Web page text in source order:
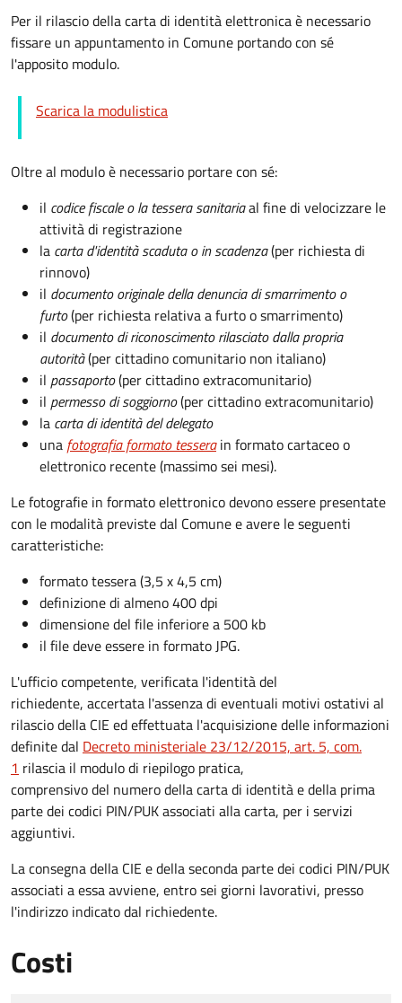
Per il rilascio della carta di identità elettronica è necessario
fissare un appuntamento in Comune portando con sé
l'apposito modulo.
Scarica la modulistica
Oltre al modulo è necessario portare con sé:
il codice fiscale o la tessera sanitariaal fine di velocizzare le
attività di registrazione
la carta d'identità scaduta o in scadenza(per richiesta di
rinnovo)
il documento originale della denuncia di smarrimento o
furto(per richiesta relativa a furto o smarrimento)
il documento di riconoscimento rilasciato dalla propria
autorità(per cittadino comunitario non italiano)
il passaporto(per cittadino extracomunitario)
il permesso di soggiorno(per cittadino extracomunitario)
la carta di identità del delegato
una fotografia formato tessera in formato cartaceo o
elettronico recente (massimo sei mesi).
Le fotografie in formato elettronico devono essere presentate
con le modalità previste dal Comune e avere le seguenti
caratteristiche:
formato tessera (3,5 x 4,5 cm)
definizione di almeno 400 dpi
dimensione del file inferiore a 500 kb
il file deve essere in formato JPG.
L'ufficio competente, verificata l'identità del
richiedente, accertata l'assenza di eventuali motivi ostativi al
rilascio della CIE ed effettuata l'acquisizione delle informazioni
definite dal Decreto ministeriale 23/12/2015, art. 5, com.
1 rilascia il modulo di riepilogo pratica,
comprensivo del numero della carta di identità e della prima
parte dei codici PIN/PUK associati alla carta, per i servizi
aggiuntivi.
La consegna della CIE e della seconda parte dei codici PIN/PUK
associati a essa avviene, entro sei giorni lavorativi, presso
l'indirizzo indicato dal richiedente.
Costi